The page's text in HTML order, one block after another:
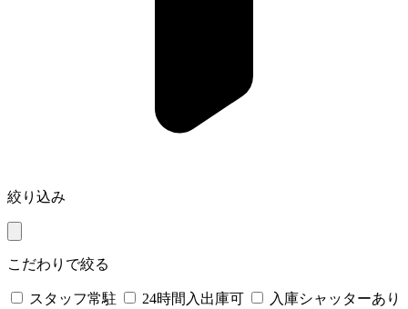
絞り込み
こだわりで絞る
スタッフ常駐 24時間入出庫可
入庫シャッターあり